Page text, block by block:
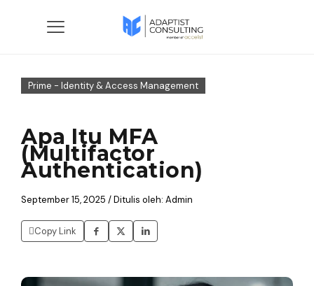
Prime - Identity & Access Management
Apa Itu MFA
(Multifactor
Authentication)
September 15, 2025 / Ditulis oleh: Admin
Copy Link